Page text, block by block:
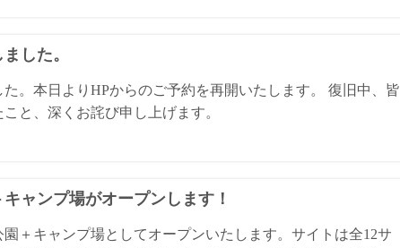
した。
。本日よりHPからのご予約を再開いたします。 復旧中、皆
と、深くお詫び申し上げます。
ャンプ場がオープンします！
＋キャンプ場としてオープンいたします。サイトは全12サ